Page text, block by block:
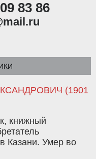
83 86
(1901
книжный
Казани. Умер во